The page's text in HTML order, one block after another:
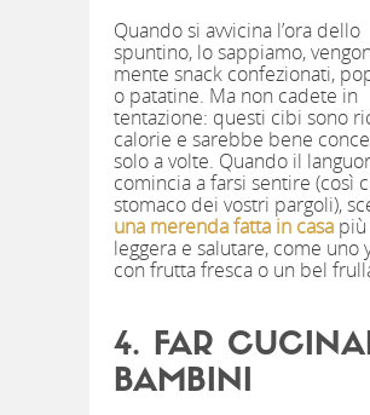
Quando si avvicina l’ora dello
spuntino, lo sappiamo,
mente snack confezionati,
o patatine. Ma non cadete in
tentazione: questi cibi sono
calorie e sarebbe bene
solo a volte. Quando il
comincia a farsi sentire (così
stomaco dei vostri pargoli),
una merenda fatta in casa più
leggera e salutare, come uno
con frutta fresca o un bel
4. FAR
BAMBINI